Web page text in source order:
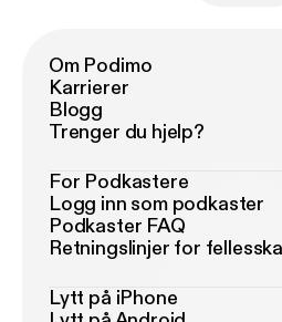
Om Podimo
Karrierer
Blogg
Trenger du hjelp?
For Podkastere
Logg inn som podkaster
Podkaster FAQ
Retningslinjer for
Lytt på iPhone